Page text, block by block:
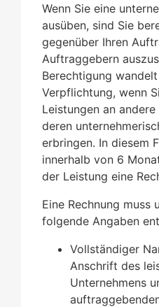
Wenn Sie eine
ausüben, sind Sie
gegenüber Ihren
Auftraggebern
Berechtigung
Verpflichtung, wenn
Leistungen an
deren
erbringen. In diesem
innerhalb von 6
der Leistung eine
Eine Rechnung muss
folgende Angaben
Vollständiger
Anschrift des
Unternehmens